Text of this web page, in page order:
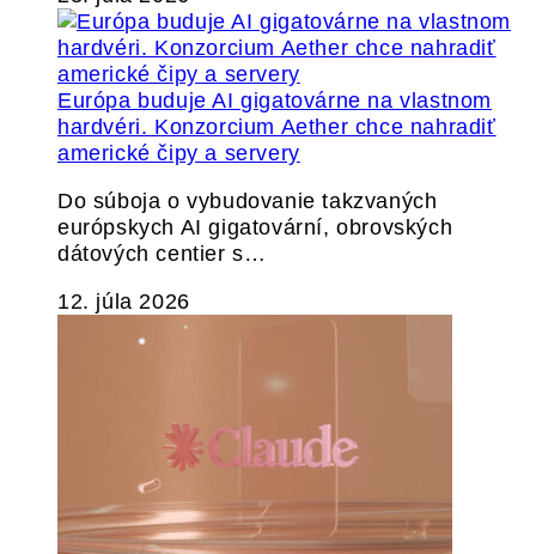
Európa buduje AI gigatovárne na vlastnom
hardvéri. Konzorcium Aether chce nahradiť
americké čipy a servery
Do súboja o vybudovanie takzvaných
európskych AI gigatovární, obrovských
dátových centier s…
12. júla 2026